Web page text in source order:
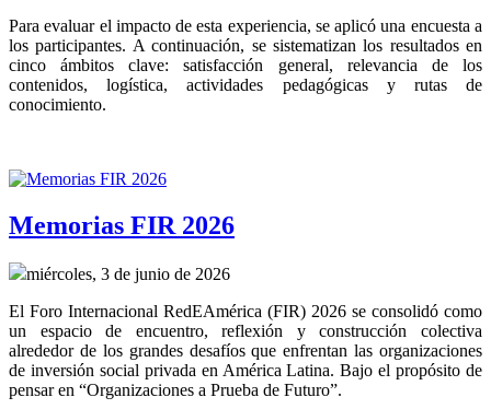
Para evaluar el impacto de esta experiencia, se aplicó una encuesta a
los participantes. A continuación, se sistematizan los resultados en
cinco ámbitos clave: satisfacción general, relevancia de los
contenidos, logística, actividades pedagógicas y rutas de
conocimiento.
Memorias FIR 2026
miércoles, 3 de junio de 2026
El Foro Internacional RedEAmérica (FIR) 2026 se consolidó como
un espacio de encuentro, reflexión y construcción colectiva
alrededor de los grandes desafíos que enfrentan las organizaciones
de inversión social privada en América Latina. Bajo el propósito de
pensar en “Organizaciones a Prueba de Futuro”.